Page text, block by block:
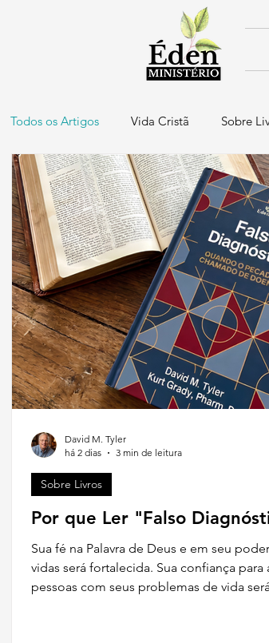
Todos os Artigos Vida Cristã Sobre
Por que Ler "Falso
Sua fé na Palavra de Deus e em seu
vidas será fortalecida. Sua confiança para
pessoas com seus problemas de vida
Sobre Livros
David M. Tyler
há 2 dias
3 min de leitura